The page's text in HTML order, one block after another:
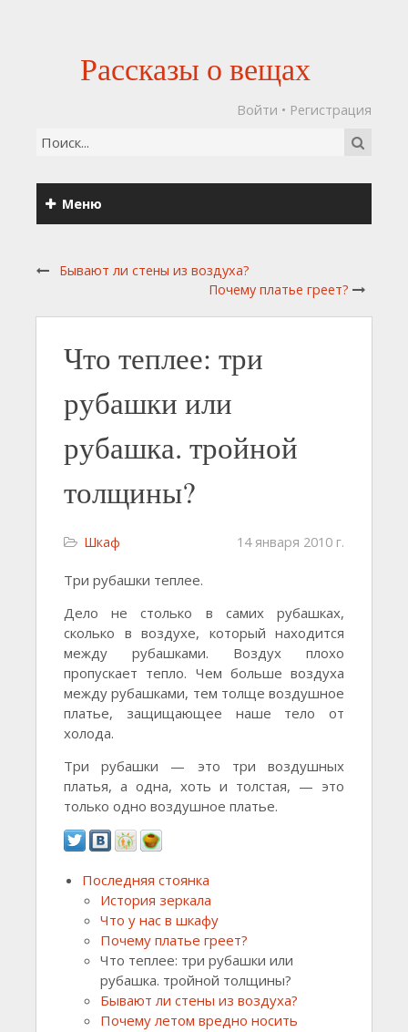
Рассказы о вещах
Войти • Регистрация
Меню
Бывают ли стены из воздуха?
Почему платье греет?
Что теплее: три
рубашки или
рубашка. тройной
толщины?
Шкаф 14 января 2010 г.
Три рубашки теплее.
Дело не столько в самих рубашках,
сколько в воздухе, который находится
между рубашками. Воздух плохо
пропускает тепло. Чем больше воздуха
между рубашками, тем толще воздушное
платье, защищающее наше тело от
холода.
Три рубашки — это три воздушных
платья, а одна, хоть и толстая, — это
только одно воздушное платье.
Последняя стоянка
История зеркала
Что у нас в шкафу
Почему платье греет?
Что теплее: три рубашки или
рубашка. тройной толщины?
Бывают ли стены из воздуха?
Почему летом вредно носить